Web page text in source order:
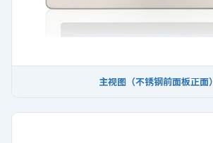
主视图（不锈钢前面板正面）